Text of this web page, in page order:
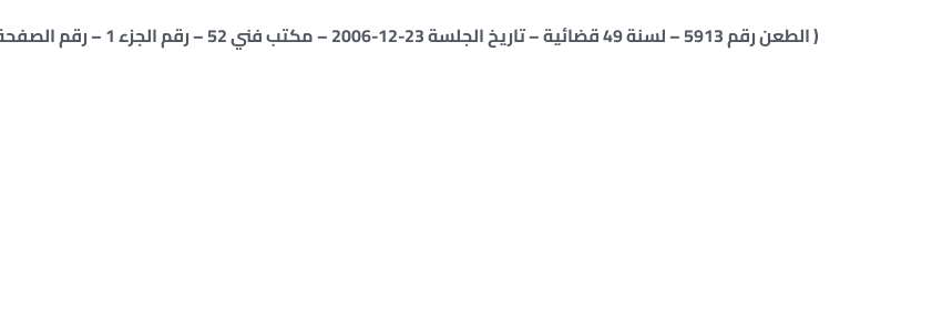
( الطعن رقم 5913 – لسنة 49 قضائية – تاريخ الجلسة 23-12-2006 – مكتب فني 52 – رقم الجزء 1 – رقم الصفحة 208 )